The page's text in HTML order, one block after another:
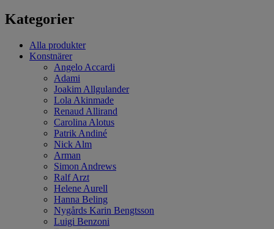
Kategorier
Alla produkter
Konstnärer
Angelo Accardi
Adami
Joakim Allgulander
Lola Akinmade
Renaud Allirand
Carolina Alotus
Patrik Andiné
Nick Alm
Arman
Simon Andrews
Ralf Arzt
Helene Aurell
Hanna Beling
Nygårds Karin Bengtsson
Luigi Benzoni